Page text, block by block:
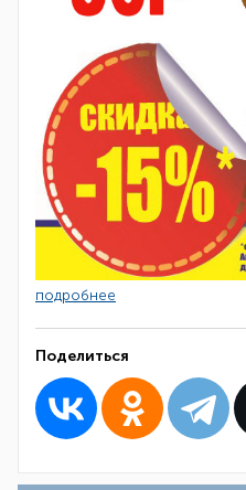
подробнее
Поделиться